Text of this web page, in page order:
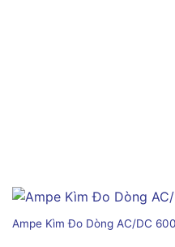
Ampe Kìm Đo Dòng AC/DC